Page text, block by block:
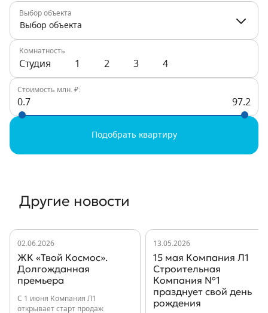
Выбор объекта
Выбор объекта
Комнатность
Студия 1 2 3 4
Стоимость млн. ₽:
0.7 97.2
Подобрать квартиру
Другие новости
02.06.2026
ЖК «Твой Космос».
Долгожданная
премьера
С 1 июня Компания Л1
открывает старт продаж
13.05.2026
15 мая Компания Л1
Строительная
Компания №1
празднует свой день
рождения